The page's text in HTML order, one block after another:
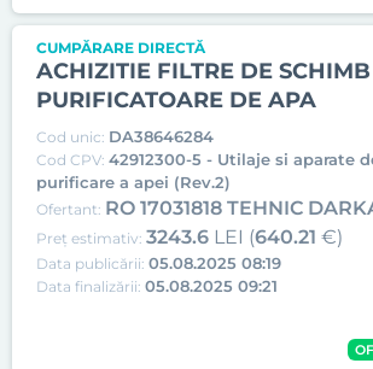
CUMPĂRARE DIRECTĂ
ACHIZITIE FILTRE DE
PURIFICATOARE DE APA
Cod unic: DA38646284
Cod CPV: 42912300-5 - Utilaje si aparate
purificare a apei (Rev.2)
Ofertant: RO 17031818 TEHNIC
Preț estimativ: 3243.6 LEI (640.21 €)
Data publicării: 05.08.2025 08:19
Data finalizării: 05.08.2025 09:21